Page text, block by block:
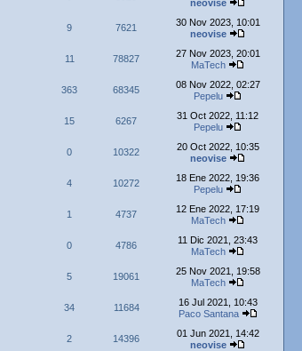
neovise
9 7621
30 Nov 2023, 10:01
neovise
11 78827
27 Nov 2023, 20:01
MaTech
363 68345
08 Nov 2022, 02:27
Pepelu
15 6267
31 Oct 2022, 11:12
Pepelu
0 10322
20 Oct 2022, 10:35
neovise
4 10272
18 Ene 2022, 19:36
Pepelu
1 4737
12 Ene 2022, 17:19
MaTech
0 4786
11 Dic 2021, 23:43
MaTech
5 19061
25 Nov 2021, 19:58
MaTech
34 11684
16 Jul 2021, 10:43
Paco Santana
2 14396
01 Jun 2021, 14:42
neovise